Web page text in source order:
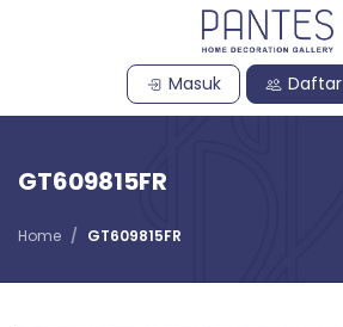
Masuk Daftar
GT609815FR
Home GT609815FR